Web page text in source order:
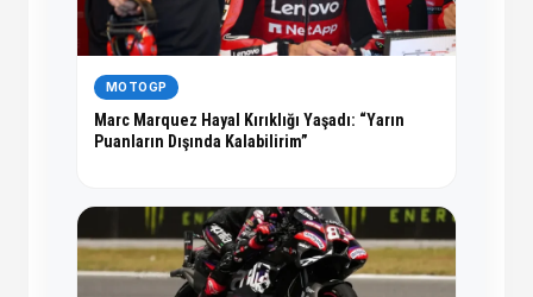
MOTOGP
Marc Marquez Hayal Kırıklığı Yaşadı: “Yarın
Puanların Dışında Kalabilirim”